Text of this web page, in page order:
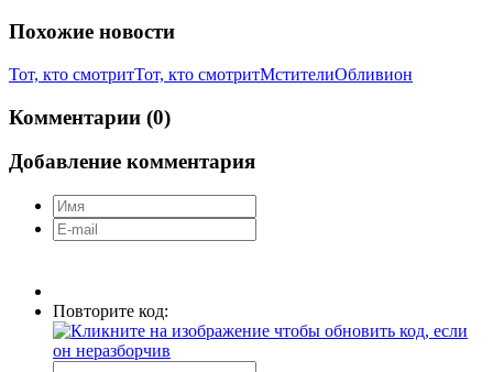
Похожие новости
Тот, кто смотритТот, кто смотритМстителиОбливион
Комментарии (0)
Добавление комментария
Повторите код: